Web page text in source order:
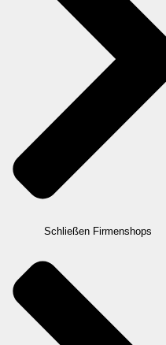
Schließen Firmenshops